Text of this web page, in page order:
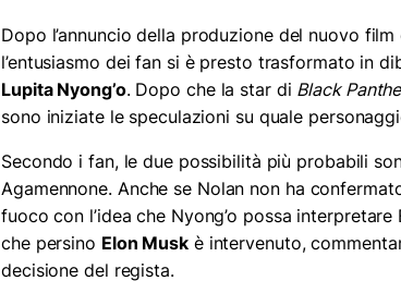
Dopo l’annuncio della produzione del nuovo film
l’entusiasmo dei fan si è presto trasformato in
Lupita Nyong’o. Dopo che la star di Black
sono iniziate le speculazioni su quale
Secondo i fan, le due possibilità più probabili
Agamennone. Anche se Nolan non ha
fuoco con l’idea che Nyong’o possa
che persino Elon Muskè intervenuto,
decisione del regista.